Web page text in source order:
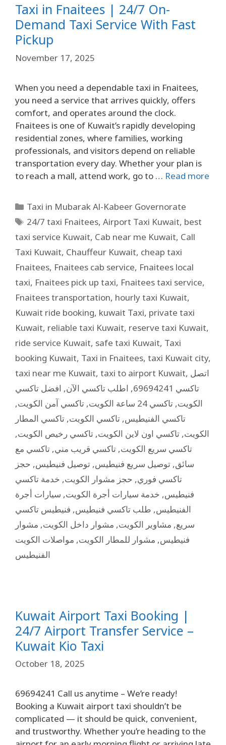
Taxi in Fnaitees | 24/7 On-
Demand Taxi Service With Fast
Pickup
November 17, 2025
When you need a dependable taxi in Fnaitees,
you need a service that arrives quickly, offers
comfort, and operates around the clock.
Fnaitees is one of Kuwait’s rapidly developing
residential zones, where families, working
professionals, and visitors depend on reliable
transportation every day. Whether your plan is
to reach a mall, attend work, go to … Read more
Taxi in Mubarak Al-Kabeer Governorate
24/7 taxi Fnaitees,Airport Taxi Kuwait, best
taxi service Kuwait, Cab near me Kuwait, Call
Taxi Kuwait, Chauffeur Kuwait, cheap taxi
Fnaitees, Fnaitees cab service, Fnaitees local
taxi, Fnaitees pick up taxi, Fnaitees taxi service,
Fnaitees transportation, hourly taxi Kuwait,
Kuwait ride booking, kuwait Taxi, private taxi
Kuwait, reliable taxi Kuwait, reserve taxi Kuwait,
ride service Kuwait, safe taxi Kuwait, Taxi
booking Kuwait, Taxi in Fnaitees, taxi Kuwait city,
taxi near me Kuwait, taxi to airport Kuwait, اتصل
تاكسي 69694241
, اطلب تاكسي الآن, افضل تاكسي
الكويت, تاكسي 24 ساعة الكويت , تاكسي آمن الكويت,
تاكسي الفنيطيس, تاكسي الكويت, تاكسي المطار
الكويت, تاكسي اون لاين الكويت, تاكسي رخيص الكويت,
تاكسي سريع الكويت, تاكسي قريب مني, تاكسي مع
سائق, توصيل سريع فنيطيس, توصيل فنيطيس, حجز
تاكسي فوري, حجز مشوار الكويت, خدمة تاكسي
فنيطيس, خدمة سيارات أجرة الكويت, سيارات أجرة
الفنيطيس, طلب تاكسي فنيطيس, فنيطيس تاكسي
سريع, مشاوير الكويت, مشوار داخل الكويت, مشوار
فنيطيس, مشوار للمطار الكويت, مواصلات الكويت
الفنيطيس
Kuwait Airport Taxi Booking |
24/7 Airport Transfer Service –
Kuwait Kio Taxi
October 18, 2025
69694241 Call us anytime – We’re ready!
Booking a Kuwait airport taxi shouldn’t be
complicated — it should be quick, convenient,
and trustworthy. Whether you’re heading to the